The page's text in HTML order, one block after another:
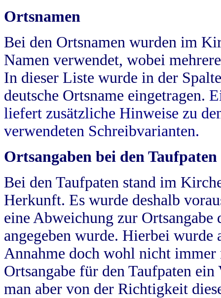
Ortsnamen
Bei den Ortsnamen wurden im
Namen verwendet, wobei
In dieser Liste wurde in der
deutsche Ortsname eingetragen.
liefert zusätzliche Hinweise zu
verwendeten Schreibvarianten.
Ortsangaben bei den Taufpaten
Bei den Taufpaten stand im
Herkunft. Es wurde deshalb
eine Abweichung zur
angegeben wurde. Hierbei wurde
Annahme doch wohl nicht
Ortsangabe für den Taufpaten
man aber von der Richtigkeit